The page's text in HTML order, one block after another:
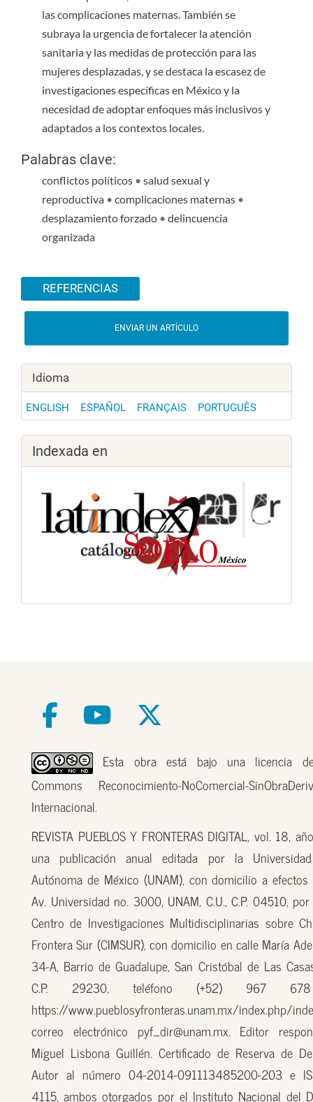
las complicaciones maternas. También se
subraya la urgencia de fortalecer la atención
sanitaria y las medidas de protección para las
mujeres desplazadas, y se destaca la escasez de
investigaciones específicas en México y la
necesidad de adoptar enfoques más inclusivos y
adaptados a los contextos locales.
Palabras clave:
conflictos políticos • salud sexual y
reproductiva • complicaciones maternas •
desplazamiento forzado • delincuencia
organizada
REFERENCIAS
ENVIAR UN ARTÍCULO
Idioma
ENGLISH ESPAÑOL FRANÇAIS PORTUGUÊS
Indexada en
Esta obra está bajo una licencia
Commons Reconocimiento-NoComercial-
Internacional.
REVISTA PUEBLOS Y FRONTERAS DIGITAL, vol. 18,
una publicación anual editada por la
Autónoma de México (UNAM), con domicilio a
Av. Universidad no. 3000, UNAM, C.U., C.P. 04510,
Centro de Investigaciones Multidisciplinarias sobre
Frontera Sur (CIMSUR), con domicilio en calle María
34-A, Barrio de Guadalupe, San Cristóbal de Las
C.P. 29230, teléfono (+52) 967
https://www.pueblosyfronteras.unam.mx/index.php/
correo electrónico pyf_dir@unam.mx. Editor
Miguel Lisbona Guillén. Certificado de Reserva de
Autor al número 04-2014-091113485200-203 e
4115, ambos otorgados por el Instituto Nacional del